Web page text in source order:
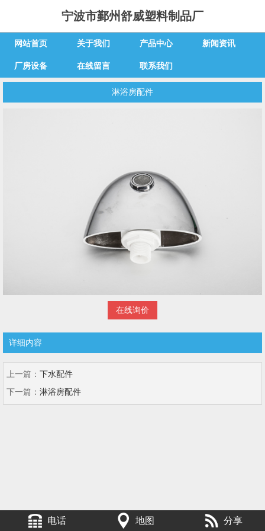
宁波市鄞州舒威塑料制品厂
网站首页 关于我们 产品中心 新闻资讯
厂房设备 在线留言 联系我们
淋浴房配件
在线询价
详细内容
上一篇： 下水配件
下一篇： 淋浴房配件
电话 地图 分享